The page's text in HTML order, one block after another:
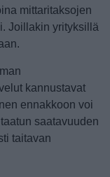
mittaritaksojen
Joillakin yrityksillä
kannustavat
ennakkoon voi
saatavuuden
taitavan